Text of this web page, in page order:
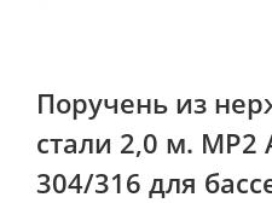
Поручень из
стали 2,0 м. MP2
304/316 для